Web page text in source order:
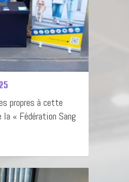
propres à cette
« Fédération Sang